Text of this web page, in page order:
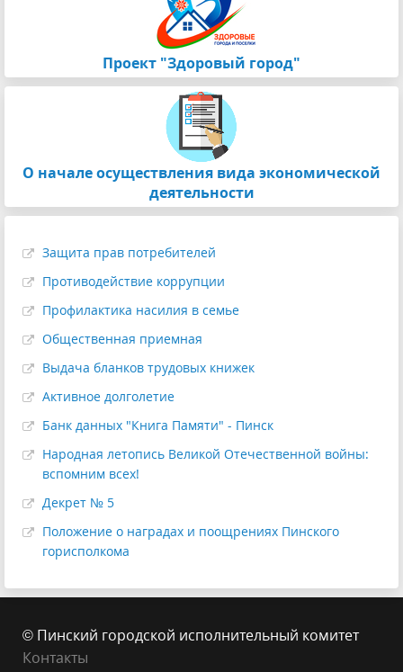
Проект "Здоровый город"
О начале осуществления вида экономической
деятельности
Защита прав потребителей
Противодействие коррупции
Профилактика насилия в семье
Общественная приемная
Выдача бланков трудовых книжек
Активное долголетие
Банк данных "Книга Памяти" - Пинск
Народная летопись Великой Отечественной войны:
вспомним всех!
Декрет № 5
Положение о наградах и поощрениях Пинского
горисполкома
© Пинский городской исполнительный комитет
Контакты